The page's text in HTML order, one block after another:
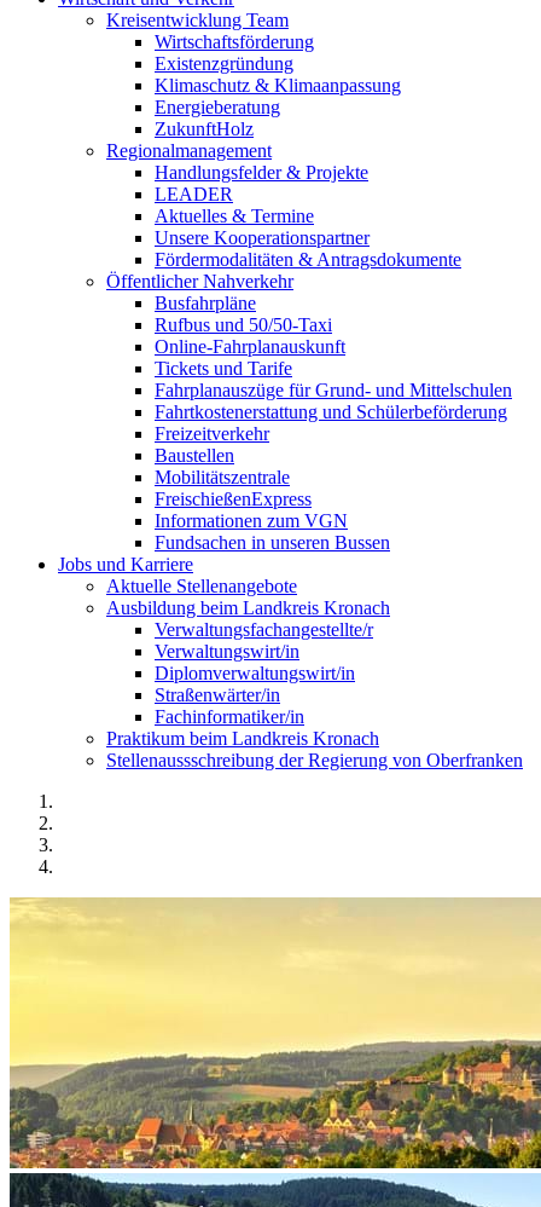
Kreisentwicklung Team
Wirtschaftsförderung
Existenzgründung
Klimaschutz & Klimaanpassung
Energieberatung
ZukunftHolz
Regionalmanagement
Handlungsfelder & Projekte
LEADER
Aktuelles & Termine
Unsere Kooperationspartner
Fördermodalitäten & Antragsdokumente
Öffentlicher Nahverkehr
Busfahrpläne
Rufbus und 50/50-Taxi
Online-Fahrplanauskunft
Tickets und Tarife
Fahrplanauszüge für Grund- und Mittelschulen
Fahrtkostenerstattung und Schülerbeförderung
Freizeitverkehr
Baustellen
Mobilitätszentrale
FreischießenExpress
Informationen zum VGN
Fundsachen in unseren Bussen
Jobs und Karriere
Aktuelle Stellenangebote
Ausbildung beim Landkreis Kronach
Verwaltungsfachangestellte/r
Verwaltungswirt/in
Diplomverwaltungswirt/in
Straßenwärter/in
Fachinformatiker/in
Praktikum beim Landkreis Kronach
Stellenaussschreibung der Regierung von Oberfranken